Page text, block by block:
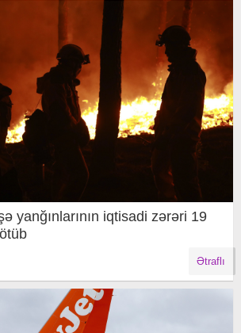
yanğınlarının iqtisadi zərəri 19
Ətraflı